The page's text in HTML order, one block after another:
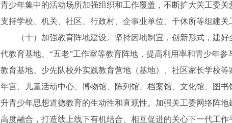
青少年集中的活动场所加强组织和工作覆盖，不断扩大关工委
支持学校、机关、社区、行政村、企事业单位、干休所等组建
（十）加强教育阵地建设。坚持因地制宜，创新形式，建好
代教育基地、“五老”工作室等教育阵地，提高利用率和青少年
教育基地、少先队校外实践教育营地（基地）、社区家长学校
年宫、儿童活动中心、博物馆、陈列馆、档案馆、文化馆、图
升青少年思想道德教育的生动性和直观性。加强关工委网络阵
高度融合，打造线上线下有机结合、相互促进的关心下一代工作